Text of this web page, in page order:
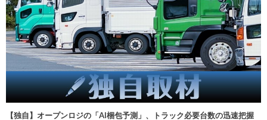
【独自】オープンロジの「AI梱包予測」、トラック必要台数の迅速把握